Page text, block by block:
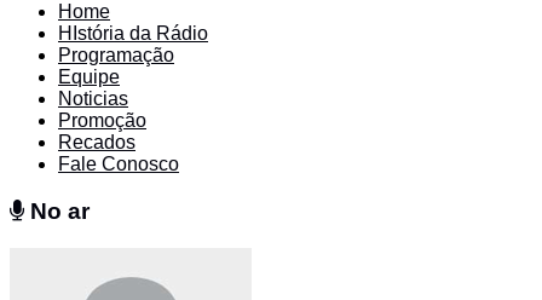
Home
HIstória da Rádio
Programação
Equipe
Noticias
Promoção
Recados
Fale Conosco
No ar